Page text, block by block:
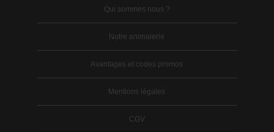
Qui sommes nous ?
Notre animalerie
Avantages et codes promos
Mentions légales
CGV